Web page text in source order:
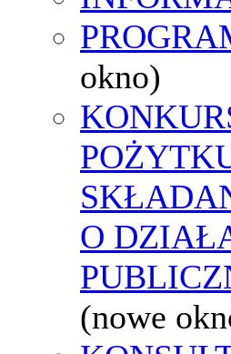
okno)
O
(nowe